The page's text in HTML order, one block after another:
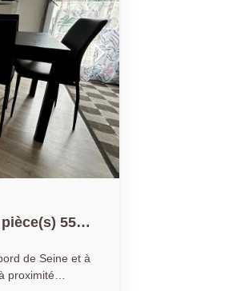
55
proximité